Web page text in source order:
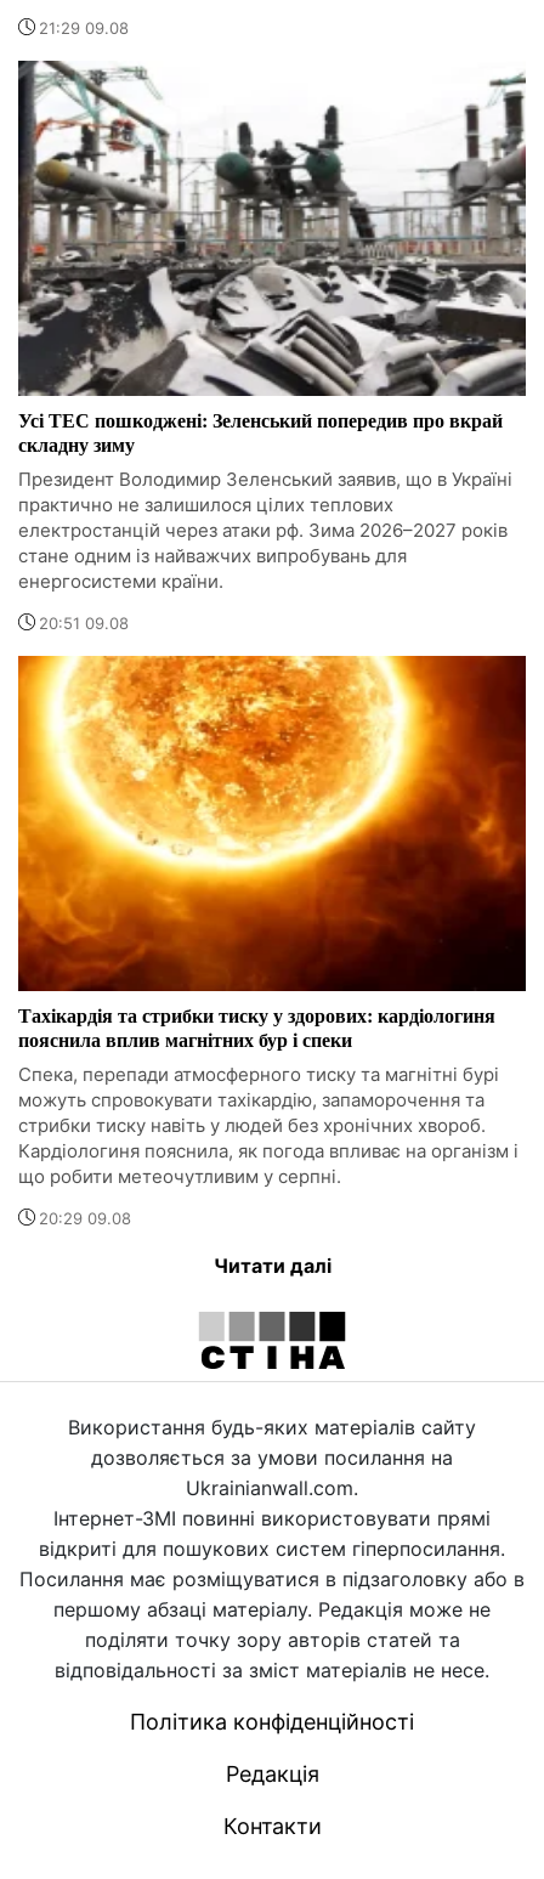
21:29 09.08
Усі ТЕС пошкоджені: Зеленський попередив про вкрай
складну зиму
Президент Володимир Зеленський заявив, що в Україні
практично не залишилося цілих теплових
електростанцій через атаки рф. Зима 2026–2027 років
стане одним із найважчих випробувань для
енергосистеми країни.
20:51 09.08
Тахікардія та стрибки тиску у здорових: кардіологиня
пояснила вплив магнітних бур і спеки
Спека, перепади атмосферного тиску та магнітні бурі
можуть спровокувати тахікардію, запаморочення та
стрибки тиску навіть у людей без хронічних хвороб.
Кардіологиня пояснила, як погода впливає на організм і
що робити метеочутливим у серпні.
20:29 09.08
Читати далі
Використання будь-яких матеріалів сайту
дозволяється за умови посилання на
Ukrainianwall.com.
Інтернет-ЗМІ повинні використовувати прямі
відкриті для пошукових систем гіперпосилання.
Посилання має розміщуватися в підзаголовку або в
першому абзаці матеріалу. Редакція може не
поділяти точку зору авторів статей та
відповідальності за зміст матеріалів не несе.
Політика конфіденційності
Редакція
Контакти